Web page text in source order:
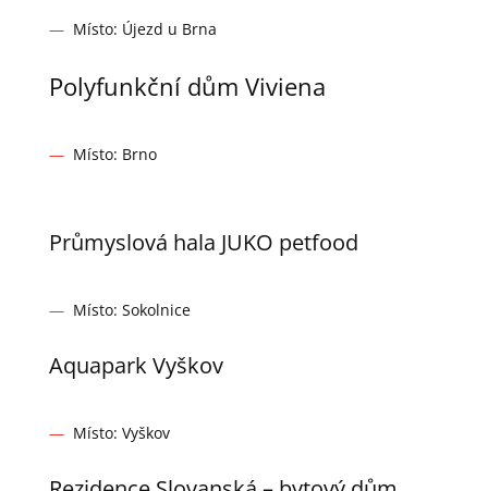
—Místo: Újezd u Brna
Polyfunkční dům Viviena
—Místo: Brno
Průmyslová hala JUKO petfood
—Místo: Sokolnice
Aquapark Vyškov
—Místo: Vyškov